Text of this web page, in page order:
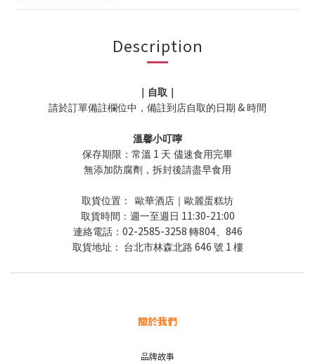
Description
｜自取｜
請於訂單備註欄位中，備註到店自取的日期 & 時間
溫馨小叮嚀
保存期限：常溫 1 天 儘速食用完畢
無添加防腐劑，拆封後請盡早食用
取貨位置：
歐華酒店｜歐麗蛋糕坊
取貨時間：週一至週日 11:30-21:00
連絡電話： 02-2585-3258 轉804、 846
取貨地址： 台北市林森北路 646 號 1 樓
關於我們
品牌故事